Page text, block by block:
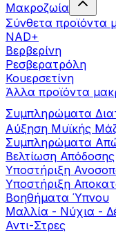
Μακροζωία
Σύνθετα προϊόντα
NAD+
Βερβερίνη
Ρεσβερατρόλη
Κουερσετίνη
Άλλα προϊόντα
Συμπληρώματα
Αύξηση Μυϊκής
Συμπληρώματα
Βελτίωση Απόδοσης
Υποστήριξη
Yποστήριξη
Βοηθήματα Ύπνου
Μαλλία - Νύχια -
Αντι-Στρες